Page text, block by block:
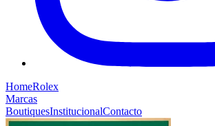
HomeRolex
Marcas
BoutiquesInstitucionalContacto